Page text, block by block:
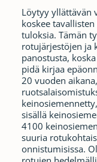
Löytyy yllättävän
koskee
tuloksia. Tämän
rotujärjestöjen ja
panostusta,
pidä kirjaa
20 vuoden
sisällä
4100
suuria
onnistumisissa.